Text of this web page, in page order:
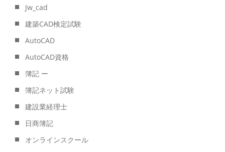
Jw_cad
建築CAD検定試験
AutoCAD
AutoCAD資格
簿記 ー
簿記ネット試験
建設業経理士
日商簿記
オンラインスクール